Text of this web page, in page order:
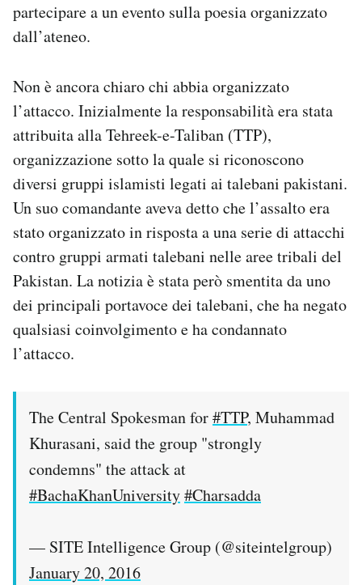
partecipare a un evento sulla poesia organizzato
dall’ateneo.
Non è ancora chiaro chi abbia organizzato
l’attacco. Inizialmente la responsabilità era stata
attribuita alla Tehreek-e-Taliban (TTP),
organizzazione sotto la quale si riconoscono
diversi gruppi islamisti legati ai talebani pakistani.
Un suo comandante aveva detto che l’assalto era
stato organizzato in risposta a una serie di attacchi
contro gruppi armati talebani nelle aree tribali del
Pakistan. La notizia è stata però smentita da uno
dei principali portavoce dei talebani, che ha negato
qualsiasi coinvolgimento e ha condannato
l’attacco.
The Central Spokesman for#TTP, Muhammad
Khurasani, said the group "strongly
condemns" the attack at
#BachaKhanUniversity#Charsadda
— SITE Intelligence Group (@siteintelgroup)
January 20, 2016